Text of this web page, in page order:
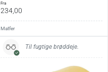
fra
234,00
Matfer
Til fugtige brøddeje.